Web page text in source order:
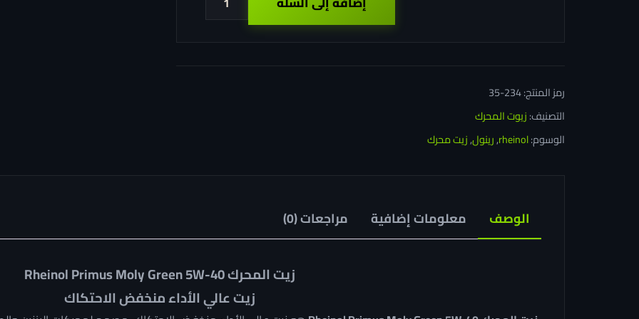
رمز المنتج:234-35
التصنيف:زيوت المحرك
الوسوم:rheinol
,رينول,زيت محرك
الوصف معلومات إضافية مراجعات (0)
زيت المحرك Rheinol Primus Moly Green 5W-40
زيت عالي الأداء منخفض الاحتكاك